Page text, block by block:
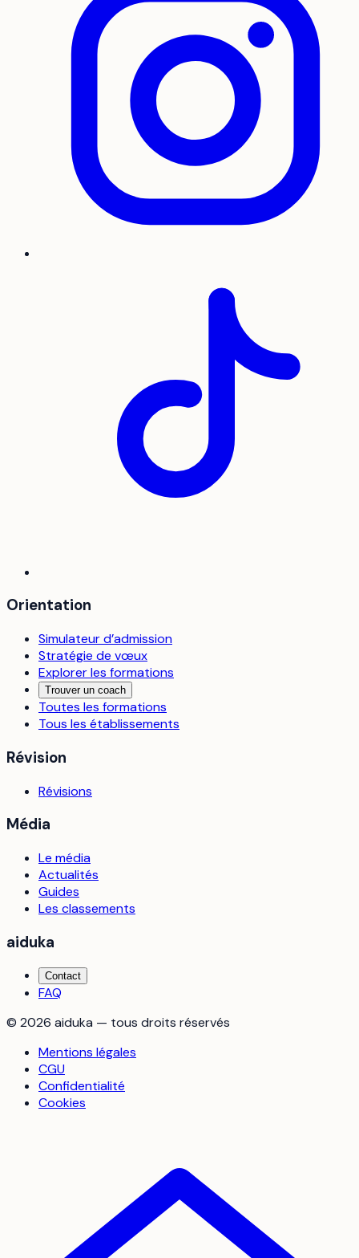
Orientation
Simulateur d’admission
Stratégie de vœux
Explorer les formations
Trouver un coach
Toutes les formations
Tous les établissements
Révision
Révisions
Média
Le média
Actualités
Guides
Les classements
aiduka
Contact
FAQ
© 2026 aiduka — tous droits réservés
Mentions légales
CGU
Confidentialité
Cookies